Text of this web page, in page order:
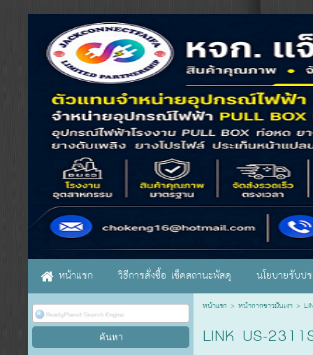
หน้าแรก วิธีการสั่งซื้อ เช็คสถานะพัสดุ นโยบายรับป
หน้าแรก > หน้ากากขาวมันเงา>
LINK US-